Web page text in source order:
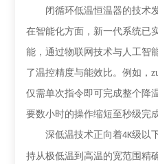
闭循环低温恒温器的技术
在智能化方面，新一代系统已
能，通过物联网技术与人工智
了温控精度与能效比。例如，
仅需单次指令即可完成整个降
要数小时的操作缩短至秒级完成
深低温技术正向着4K级以
持从极低温到高温的宽范围精